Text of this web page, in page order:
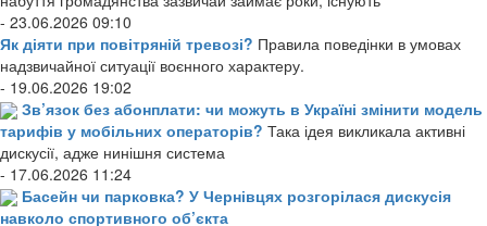
- 23.06.2026 09:10
Як діяти при повітряній тревозі? Правила поведінки в умовах
надзвичайної ситуації воєнного характеру.
- 19.06.2026 19:02
Зв’язок без абонплати: чи можуть в Україні змінити модель
тарифів у мобільних операторів? Така ідея викликала активні
дискусії, адже нинішня система
- 17.06.2026 11:24
Басейн чи парковка? У Чернівцях розгорілася дискусія
навколо спортивного об’єкта